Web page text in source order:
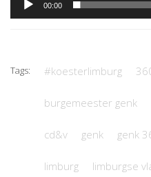
00:00
Tags: #koesterlimburg
burgemeester genk
cd&v genk genk
limburg limburgse